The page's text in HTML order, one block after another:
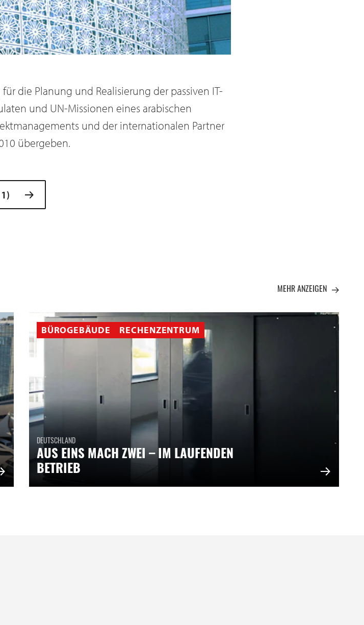
die Planung und Realisierung der passiven IT-
und UN-Missionen eines arabischen
und der internationalen Partner
übergeben.
BÜROGEBÄUDE RECHENZENTRUM
DEUTSCHLAND
AUS EINS MACH ZWEI – IM LAUFENDEN
BETRIEB
MEHR ANZEIGEN